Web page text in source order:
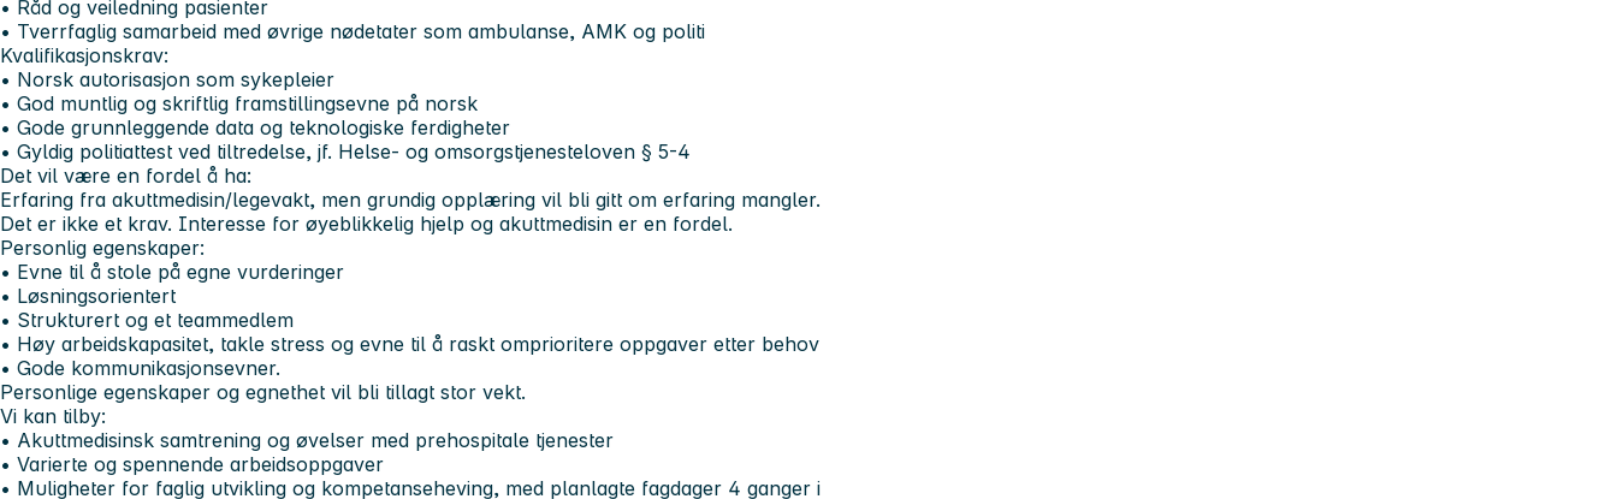
• Råd og veiledning pasienter
• Tverrfaglig samarbeid med øvrige nødetater som ambulanse, AMK og politi
Kvalifikasjonskrav:
• Norsk autorisasjon som sykepleier
• God muntlig og skriftlig framstillingsevne på norsk
• Gode grunnleggende data og teknologiske ferdigheter
• Gyldig politiattest ved tiltredelse, jf. Helse- og omsorgstjenesteloven § 5-4
Det vil være en fordel å ha:
Erfaring fra akuttmedisin/legevakt, men grundig opplæring vil bli gitt om erfaring mangler.
Det er ikke et krav. Interesse for øyeblikkelig hjelp og akuttmedisin er en fordel.
Personlig egenskaper:
• Evne til å stole på egne vurderinger
• Løsningsorientert
• Strukturert og et teammedlem
• Høy arbeidskapasitet, takle stress og evne til å raskt omprioritere oppgaver etter behov
• Gode kommunikasjonsevner.
Personlige egenskaper og egnethet vil bli tillagt stor vekt.
Vi kan tilby:
• Akuttmedisinsk samtrening og øvelser med prehospitale tjenester
• Varierte og spennende arbeidsoppgaver
• Muligheter for faglig utvikling og kompetanseheving, med planlagte fagdager 4 ganger i